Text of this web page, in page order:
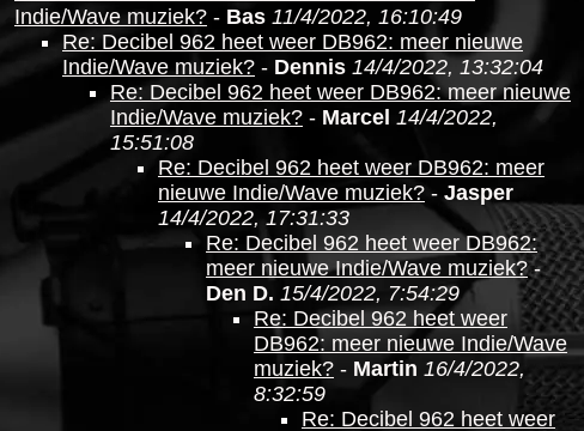
Indie/Wave muziek? - Bas 11/4/2022, 16:10:49
Re: Decibel 962 heet weer DB962: meer nieuwe
Indie/Wave muziek? - Dennis 14/4/2022, 13:32:04
Re: Decibel 962 heet weer DB962: meer nieuwe
Indie/Wave muziek? - Marcel 14/4/2022,
15:51:08
Re: Decibel 962 heet weer DB962: meer
nieuwe Indie/Wave muziek? - Jasper
14/4/2022, 17:31:33
Re: Decibel 962 heet weer DB962:
meer nieuwe Indie/Wave muziek?-
Den D. 15/4/2022, 7:54:29
Re: Decibel 962 heet weer
DB962: meer nieuwe Indie/Wave
muziek? - Martin 16/4/2022,
8:32:59
Re: Decibel 962 heet weer